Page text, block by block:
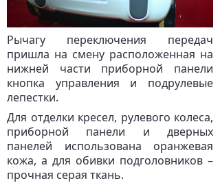
Рычагу переключения передач
пришла на смену расположенная на
нижней части приборной панели
кнопка управления и подрулевые
лепестки.
Для отделки кресел, рулевого колеса,
приборной панели и дверных
панелей использована оранжевая
кожа, а для обивки подголовников –
прочная серая ткань.